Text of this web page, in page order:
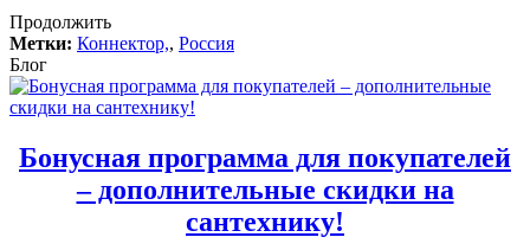
Продолжить
Метки: Коннектор,, Россия
Блог
Бонусная программа для покупателей
– дополнительные скидки на
сантехнику!